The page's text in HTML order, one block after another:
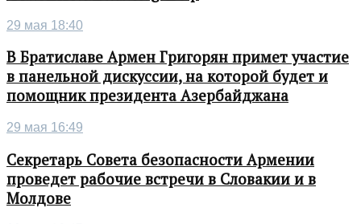
29 мая 18:40
В Братиславе Армен Григорян примет участие
в панельной дискуссии, на которой будет и
помощник президента Азербайджана
29 мая 16:49
Секретарь Совета безопасности Армении
проведет рабочие встречи в Словакии и в
Молдове